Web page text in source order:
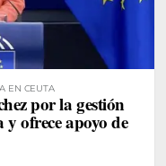
EN CEUTA
por la gestión
ofrece apoyo de